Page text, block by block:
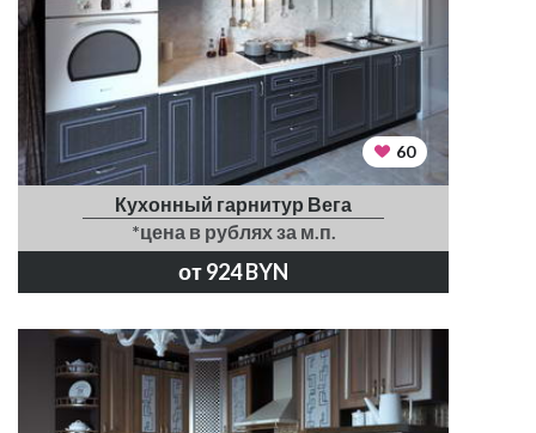
60
Кухонный гарнитур Вега
*цена в рублях за м.п.
от 924 BYN